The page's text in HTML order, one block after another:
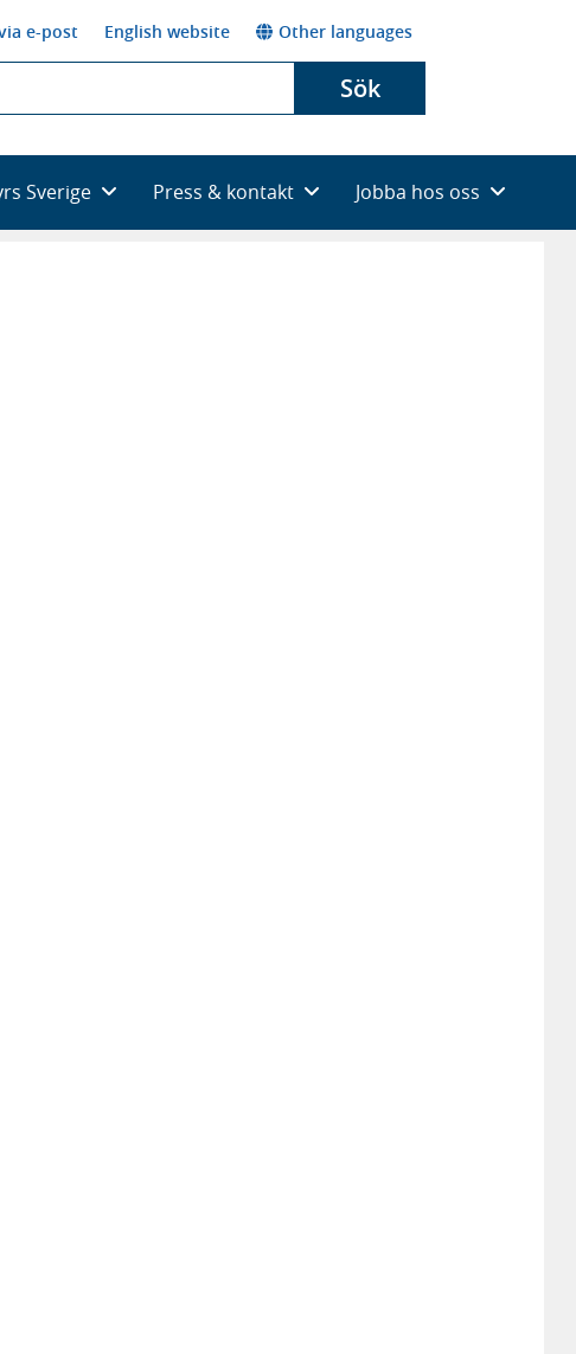
e-post English website Other languages
Sök
Sverige Press & kontakt Jobba hos oss